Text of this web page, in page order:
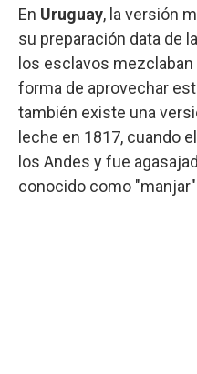
En Uruguay, la versión
su preparación data de
los esclavos
forma de aprovechar
también existe una
leche en 1817, cuando
los Andes y fue
conocido como